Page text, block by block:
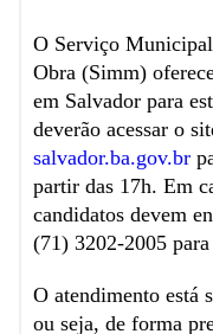
O Serviço
Obra (Simm)
em Salvador para
deverão acessar o
salvador.ba.gov.br
partir das 17h. Em
candidatos devem
(71) 3202-2005
O atendimento está
ou seja, de forma